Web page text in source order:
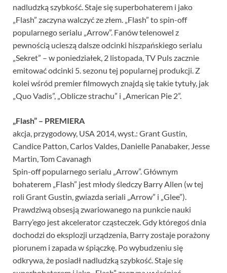
nadludzką szybkość. Staje się superbohaterem i jako
„Flash” zaczyna walczyć ze złem. „Flash” to spin-off
popularnego serialu „Arrow”. Fanów telenowel z
pewnością ucieszą dalsze odcinki hiszpańskiego serialu
„Sekret” – w poniedziałek, 2 listopada, TV Puls zacznie
emitować odcinki 5. sezonu tej popularnej produkcji. Z
kolei wśród premier filmowych znajdą się takie tytuły, jak
„Quo Vadis”, „Oblicze strachu” i „American Pie 2”.
„Flash” – PREMIERA
akcja, przygodowy, USA 2014, wyst.: Grant Gustin,
Candice Patton, Carlos Valdes, Danielle Panabaker, Jesse
Martin, Tom Cavanagh
Spin-off popularnego serialu „Arrow”. Głównym
bohaterem „Flash” jest młody śledczy Barry Allen (w tej
roli Grant Gustin, gwiazda seriali „Arrow” i „Glee”).
Prawdziwą obsesją zwariowanego na punkcie nauki
Barry’ego jest akcelerator cząsteczek. Gdy któregoś dnia
dochodzi do eksplozji urządzenia, Barry zostaje porażony
piorunem i zapada w śpiączkę. Po wybudzeniu się
odkrywa, że posiadł nadludzką szybkość. Staje się